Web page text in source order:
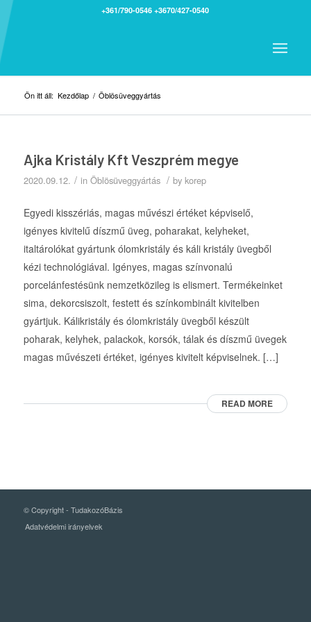
+361/790-0546 +3670/427-0540
Ön itt áll: Kezdőlap / Öblösüveggyártás
Ajka Kristály Kft Veszprém megye
2020.09.12. / in Öblösüveggyártás / by korep
Egyedi kisszériás, magas művészi értéket képviselő,
igényes kivitelű díszmű üveg, poharakat, kelyheket,
italtárolókat gyártunk ólomkristály és káli kristály üvegből
kézi technológiával. Igényes, magas színvonalú
porcelánfestésünk nemzetközileg is elismert. Termékeinket
sima, dekorcsiszolt, festett és színkombinált kivitelben
gyártjuk. Kálikristály és ólomkristály üvegből készült
poharak, kelyhek, palackok, korsók, tálak és díszmű üvegek
magas művészeti értéket, igényes kivitelt képviselnek. […]
READ MORE
© Copyright - TudakozóBázis
Adatvédelmi irányelvek